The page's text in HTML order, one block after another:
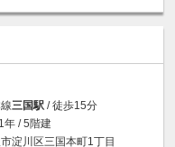
三国駅 / 徒歩15分
年 / 5階建
淀川区三国本町1丁目